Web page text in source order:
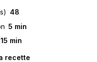
48
5 min
15 min
recette